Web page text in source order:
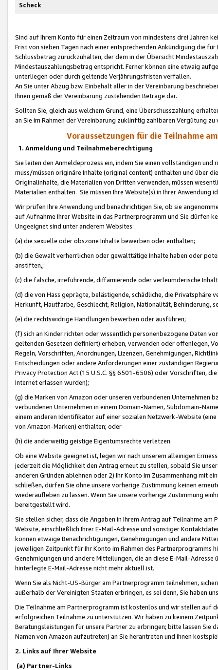
Scheck
Sind auf Ihrem Konto für einen Zeitraum von mindestens drei Jahren
Frist von sieben Tagen nach einer entsprechenden Ankündigung die
Schlussbetrag zurückzuhalten, der dem in der Übersicht
Mindestauszahlungsbetrag entspricht. Ferner können eine etwaig
unterliegen oder durch geltende Verjährungsfristen verfallen.
An Sie unter Abzug bzw. Einbehalt aller in der Vereinbarung
Ihnen gemäß der Vereinbarung zustehenden Beträge dar.
Sollten Sie, gleich aus welchem Grund, eine Überschusszahlung
an Sie im Rahmen der Vereinbarung zukünftig zahlbaren Vergütung zu
Voraussetzungen für die Teilnahme
1. Anmeldung und Teilnahmeberechtigung
Sie leiten den Anmeldeprozess ein, indem Sie einen vollständigen
muss/müssen originäre Inhalte (original content) enthalten und über
Originalinhalte, die Materialien von Dritten verwenden, müssen
Materialien enthalten. Sie müssen Ihre Website(s) in Ihrer Anwendung
Wir prüfen Ihre Anwendung und benachrichtigen Sie, ob sie
auf Aufnahme Ihrer Website in das Partnerprogramm und Sie dürfen
Ungeeignet sind unter anderem Websites:
(a) die sexuelle oder obszöne Inhalte bewerben oder enthalten;
(b) die Gewalt verherrlichen oder gewalttätige Inhalte haben oder
anstiften,;
(c) die falsche, irreführende, diffamierende oder verleumderische
(d) die von Hass geprägte, belästigende, schädliche, die Privatsphäre
Herkunft, Hautfarbe, Geschlecht, Religion, Nationalität, Behinderung,
(e) die rechtswidrige Handlungen bewerben oder ausführen;
(f) sich an Kinder richten oder wissentlich personenbezogene Daten
geltenden Gesetzen definiert) erheben, verwenden oder offenlegen,
Regeln, Vorschriften, Anordnungen, Lizenzen, Genehmigungen,
Entscheidungen oder andere Anforderungen einer zuständigen
Privacy Protection Act (15 U.S.C. §§ 6501-6506) oder Vorschriften,
Internet erlassen wurden);
(g) die Marken von Amazon oder unseren verbundenen Unternehmen
verbundenen Unternehmen in einem Domain-Namen, Subdomain-
einem anderen Identifikator auf einer sozialen Netzwerk-Website
von Amazon-Marken) enthalten; oder
(h) die anderweitig geistige Eigentumsrechte verletzen.
Ob eine Website geeignet ist, legen wir nach unserem alleinigen
jederzeit die Möglichkeit den Antrag erneut zu stellen, sobald Sie
anderen Gründen ablehnen oder 2) Ihr Konto im Zusammenhang mit
schließen, dürfen Sie ohne unsere vorherige Zustimmung keinen
wiederaufleben zu lassen. Wenn Sie unsere vorherige Zustimmung
bereitgestellt wird.
Sie stellen sicher, dass die Angaben in Ihrem Antrag auf Teilnahme
Website, einschließlich Ihrer E-Mail-Adresse und sonstiger
können etwaige Benachrichtigungen, Genehmigungen und andere
jeweiligen Zeitpunkt für Ihr Konto im Rahmen des Partnerprogramms
Genehmigungen und andere Mitteilungen, die an diese E-Mail-
hinterlegte E-Mail-Adresse nicht mehr aktuell ist.
Wenn Sie als Nicht-US-Bürger am Partnerprogramm teilnehmen,
außerhalb der Vereinigten Staaten erbringen, es sei denn, Sie haben
Die Teilnahme am Partnerprogramm ist kostenlos und wir stellen auf
erfolgreichen Teilnahme zu unterstützen. Wir haben zu keinem
Beratungsleistungen für unsere Partner zu erbringen; bitte lassen Sie
Namen von Amazon aufzutreten) an Sie herantreten und Ihnen
2. Links auf Ihrer Website
(a) Partner-Links